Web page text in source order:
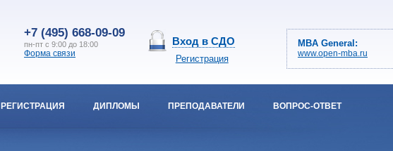
+7 (495) 668-09-09
пн-пт с 9:00 до 18:00
Форма связи
Вход в СДО
Регистрация
MBA General:
www.open-mba.ru
ДИПЛОМЫ ПРЕПОДАВАТЕЛИ ВОПРОС-ОТВЕТ